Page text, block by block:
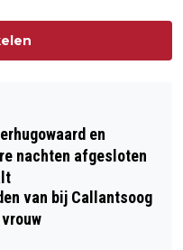
en
nachten afgesloten
van bij Callantsoog